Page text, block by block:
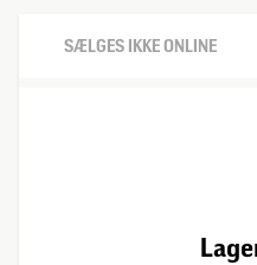
SÆLGES IKKE ONLINE